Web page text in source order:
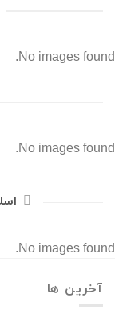
No images found.
No images found.
No images found.
آخرین ها